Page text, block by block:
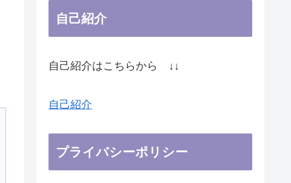
自己紹介
自己紹介はこちらから ↓↓
自己紹介
プライバシーポリシー